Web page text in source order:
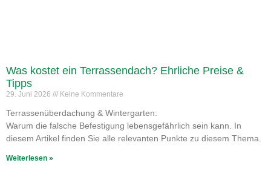
Was kostet ein Terrassendach? Ehrliche Preise &
Tipps
29. Juni 2026 Keine Kommentare
Terrassenüberdachung & Wintergarten:
Warum die falsche Befestigung lebensgefährlich sein kann. In
diesem Artikel finden Sie alle relevanten Punkte zu diesem Thema.
Weiterlesen »